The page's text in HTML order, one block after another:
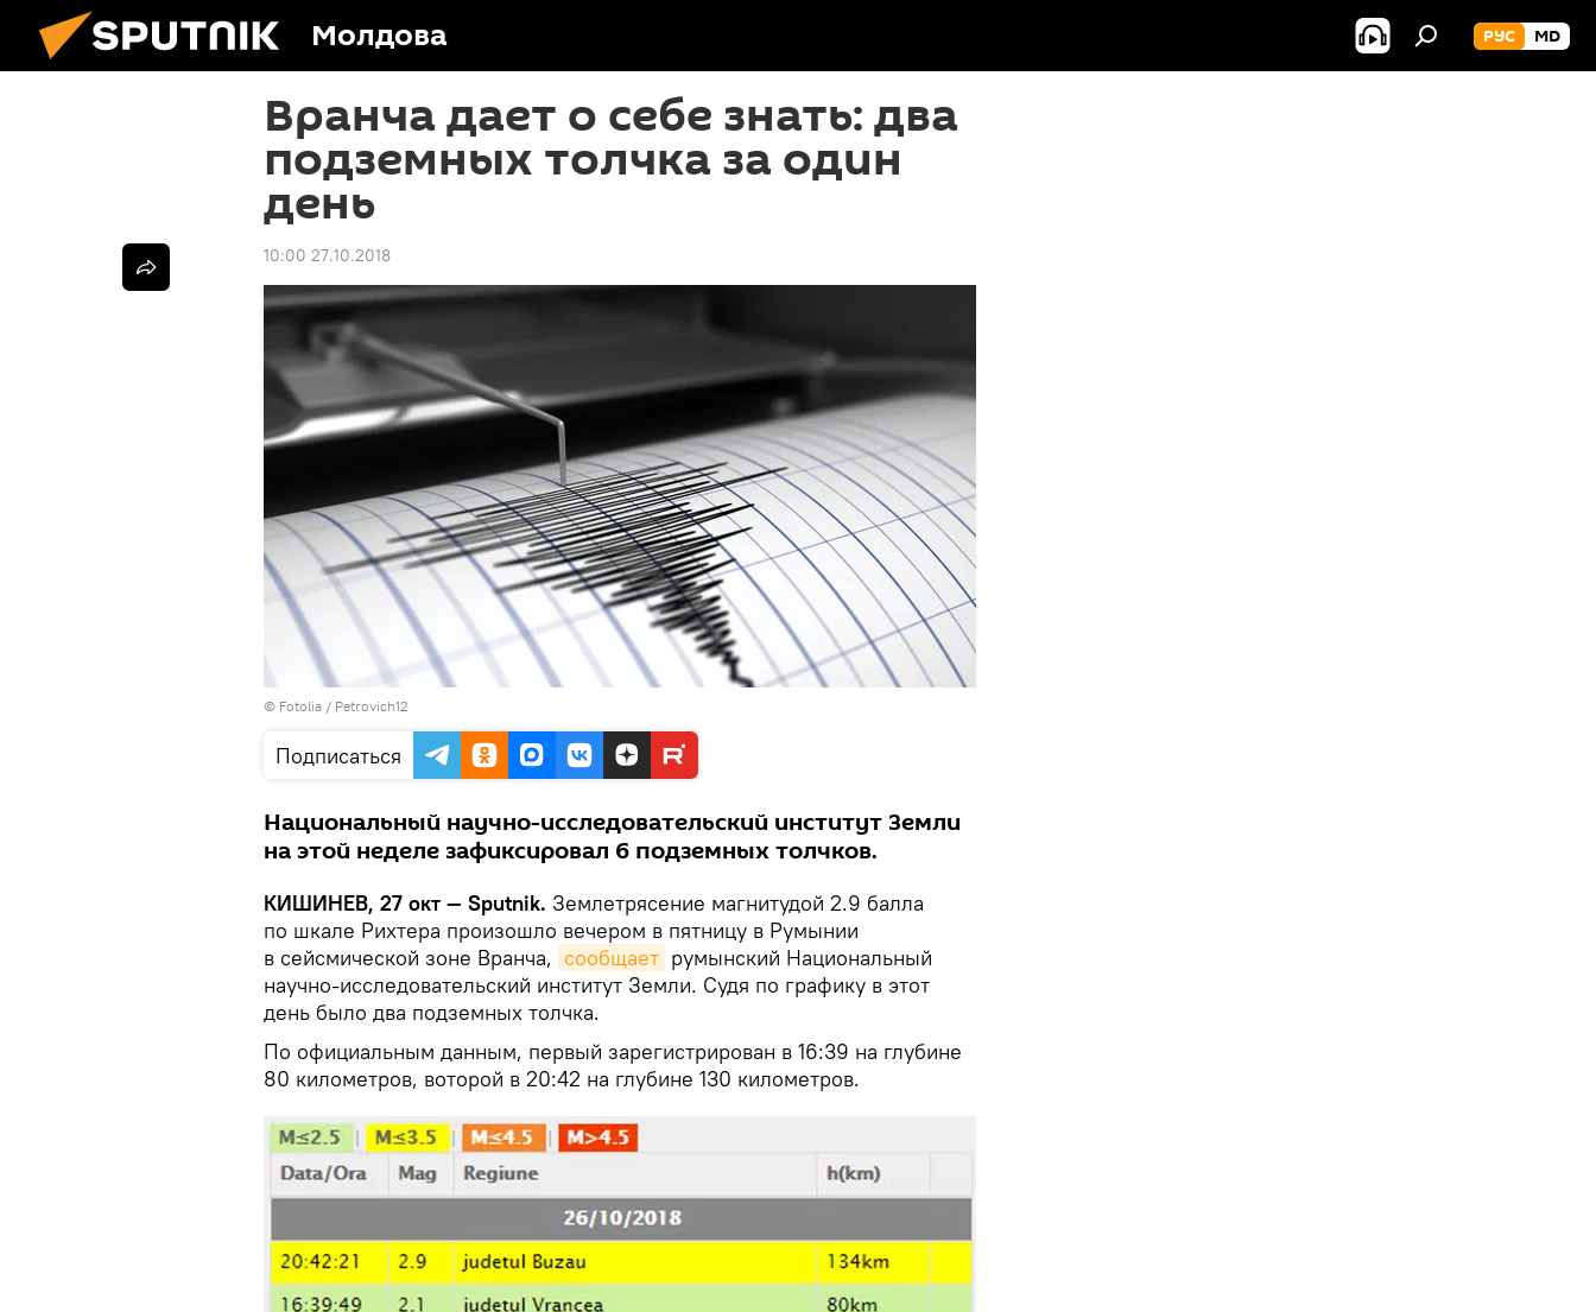
Молдова РУС MD
Вранча дает о себе знать: два
подземных толчка за один
день
10:00 27.10.2018
© Fotolia / Petrovich12
Подписаться
Национальный научно-исследовательский институт Земли
на этой неделе зафиксировал 6 подземных толчков.
КИШИНЕВ, 27 окт — Sputnik. Землетрясение магнитудой 2.9 балла
по шкале Рихтера произошло вечером в пятницу в Румынии
в сейсмической зоне Вранча, сообщает румынский Национальный
научно-исследовательский институт Земли. Судя по графику в этот
день было два подземных толчка.
По официальным данным, первый зарегистрирован в 16:39 на глубине
80 километров, воторой в 20:42 на глубине 130 километров.